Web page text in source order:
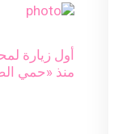
أول زيارة
منذ «حمي